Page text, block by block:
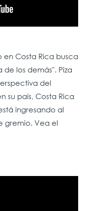
Costa Rica busca
los demás". Piza
del
su país, Costa Rica
ingresando al
gremio. Vea el